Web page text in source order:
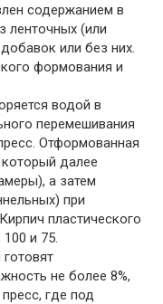
содержанием в
ленточных (или
или без них.
формования и
водой в
перемешивания
Отформованная
который далее
а затем
при
пластического
и 75.
не более 8%,
где под